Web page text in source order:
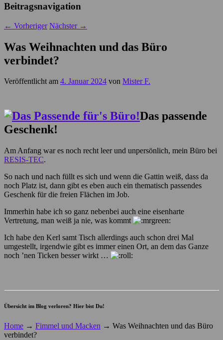
Beitragsnavigation
← Vorheriger Nächster →
Was Weihnachten und das Büro
verbindet?
Veröffentlicht am 4. Januar 2024 von Mister F.
Das passende
Geschenk!
Am Anfang war es noch recht leer und unpersönlich, mein Büro bei
RESIS-TEC.
So nach und nach füllt es sich und wenn die Gattin weiß, dass da
noch Platz ist, dann gibt es eben auch ein thematisch passendes
Geschenk für die freien Flächen im Job.
Immerhin habe ich so ganz nebenbei auch eine eisenharte
Vertretung, man weiß ja nie, was kommt
Ich habe den Kerl samt Tisch allerdings auch schon drei Mal
umgestellt, irgendwie gibt es immer einen Ort, an dem das Ganze
noch ’nen Ticken besser wirkt …
Übersicht im Blog verloren? Hier bist Du!
Home → Fimmel und Macken → Was Weihnachten und das Büro
verbindet?